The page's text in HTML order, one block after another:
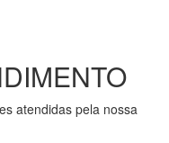
atendidas pela nossa